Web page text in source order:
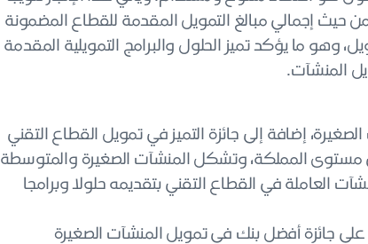
حيث إجمالي مبالغ التمويل المقدمة للقطاع المضمونة
وهو ما يؤكد تميز الحلول والبرامج التمويلية المقدمة
المنشآت.
إضافة إلى جائزة التميز في تمويل القطاع التقني
مستوى المملكة، وتشكل المنشآت الصغيرة والمتوسطة
العاملة في القطاع التقني بتقديمه حلولا وبرامجا
جائزة أفضل بنك في تمويل المنشآت الصغيرة